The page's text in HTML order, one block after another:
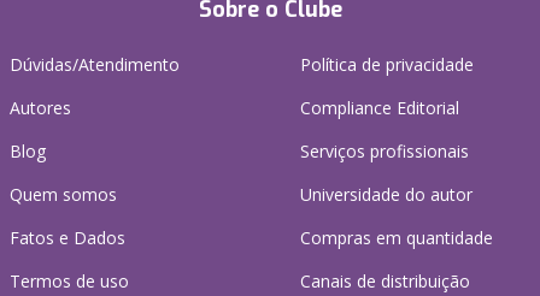
Sobre o Clube
Dúvidas/Atendimento
Autores
Blog
Quem somos
Fatos e Dados
Termos de uso
Política de privacidade
Compliance Editorial
Serviços profissionais
Universidade do autor
Compras em quantidade
Canais de distribuição